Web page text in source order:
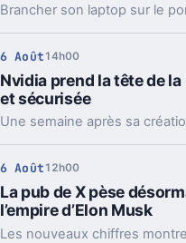
6 Août 14h00
Nvidia prend la tête de
et sécurisée
6 Août 12h00
La pub de X pèse
l’empire d’Elon Musk